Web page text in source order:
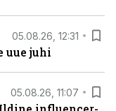
05.08.26, 12:31
uue juhi
05.08.26, 11:07